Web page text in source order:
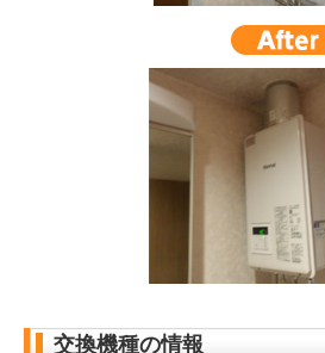
交換機種の情報